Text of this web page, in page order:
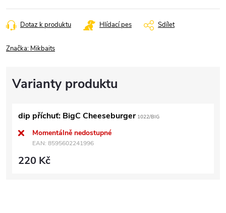
Dotaz k produktu Hlídací pes Sdílet
Značka: Mikbaits
dip příchuť: BigC Cheeseburger1022/BIG
Momentálně nedostupné
EAN: 8595602241996
220 Kč